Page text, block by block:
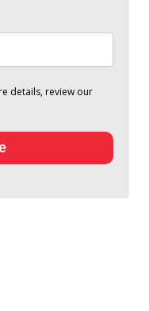
details, review our